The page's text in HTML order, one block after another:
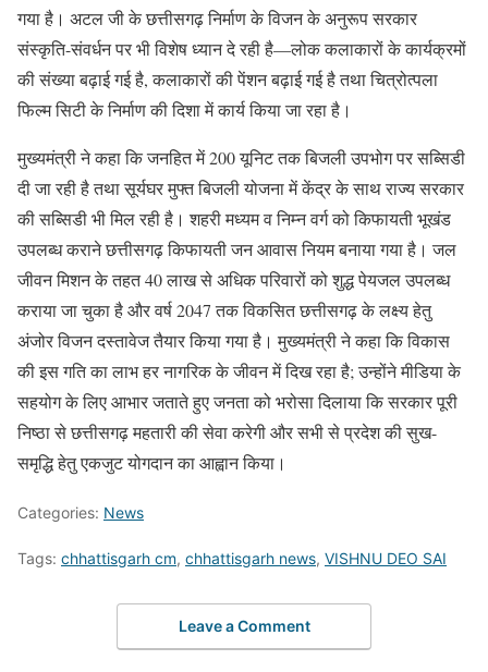
गया है। अटल जी के छत्तीसगढ़ निर्माण के विजन के अनुरूप सरकार
संस्कृति-संवर्धन पर भी विशेष ध्यान दे रही है—लोक कलाकारों के कार्यक्रमों
की संख्या बढ़ाई गई है, कलाकारों की पेंशन बढ़ाई गई है तथा चित्रोत्पला
फिल्म सिटी के निर्माण की दिशा में कार्य किया जा रहा है।
मुख्यमंत्री ने कहा कि जनहित में 200 यूनिट तक बिजली उपभोग पर सब्सिडी
दी जा रही है तथा सूर्यघर मुफ्त बिजली योजना में केंद्र के साथ राज्य सरकार
की सब्सिडी भी मिल रही है। शहरी मध्यम व निम्न वर्ग को किफायती भूखंड
उपलब्ध कराने छत्तीसगढ़ किफायती जन आवास नियम बनाया गया है। जल
जीवन मिशन के तहत 40 लाख से अधिक परिवारों को शुद्ध पेयजल उपलब्ध
कराया जा चुका है और वर्ष 2047 तक विकसित छत्तीसगढ़ के लक्ष्य हेतु
अंजोर विजन दस्तावेज तैयार किया गया है। मुख्यमंत्री ने कहा कि विकास
की इस गति का लाभ हर नागरिक के जीवन में दिख रहा है; उन्होंने मीडिया के
सहयोग के लिए आभार जताते हुए जनता को भरोसा दिलाया कि सरकार पूरी
निष्ठा से छत्तीसगढ़ महतारी की सेवा करेगी और सभी से प्रदेश की सुख-
समृद्धि हेतु एकजुट योगदान का आह्वान किया।
Categories: News
Tags: chhattisgarh cm, chhattisgarh news, VISHNU DEO SAI
Leave a Comment